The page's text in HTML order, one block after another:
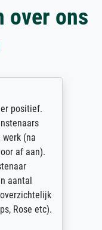
over ons
positief.
(na
af aan).
aantal
Rose etc).